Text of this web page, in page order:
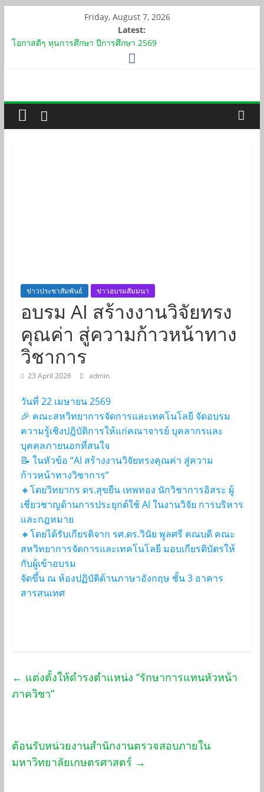
content
Friday, August 7, 2026
Latest:
โอกาสดีๆ ทุนการศึกษา ปีการศึกษา 2569
รับสมัครอาจารย์ประจำ 3 อัตรา วุฒิปริญญาเอก
และเงินสนับสนุนงานวิชาการและวิจัย
ถวายเทียนพรรษา ประจำปี 2569 ณ วัดน้อย (หลวงพ่อเนียม)
ข่าวประชาสัมพันธ์ ข่าวอบรมสัมมนา
อบรม AI สร้างงานวิจัยทรง
คุณค่า สู่ความก้าวหน้าทาง
วิชาการ
23 April 2026 admin
วันที่ 22 เมษายน 2569
🎉 คณะสหวิทยาการจัดการและเทคโนโลยี จัดอบรม
ความรู้เชิงปฎิบัติการให้แก่คณาจารย์ บุคลากรและ
บุคคลภายนอกที่สนใจ
📝 ในหัวข้อ “AI สร้างงานวิจัยทรงคุณค่า สู่ความ
ก้าวหน้าทางวิชาการ”
🔸โดยวิทยากร ดร.สุขยืน เทพทอง นักวิชาการอิสระ ผู้
เชี่ยวชาญด้านการประยุกต์ใช้ AI ในงานวิจัย การบริหาร
และกฎหมาย
🔸โดยได้รับเกียรติจาก รศ.ดร.วินัย พูลศรี คณบดี คณะ
สหวิทยาการจัดการและเทคโนโลยี มอบเกียรติบัตรให้
กับผู้เข้าอบรม
จัดขึ้น ณ ห้องปฏิบัติด้านภาษาอังกฤษ ชั้น 3 อาคาร
สารสนเทศ
← แต่งตั้งให้ดำรงตำแหน่ง “รักษาการแทนหัวหน้า
ภาควิชา”
ต้อนรับหน่วยงานสำนักงานตรวจสอบภายใน
มหาวิทยาลัยเกษตรศาสตร์ →